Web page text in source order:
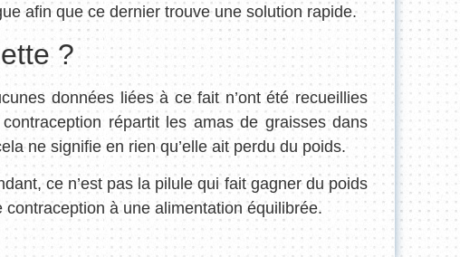
afin que ce dernier trouve une solution rapide.
?
données liées à ce fait n’ont été recueillies
répartit les amas de graisses dans
ne signifie en rien qu’elle ait perdu du poids.
ce n’est pas la pilule qui fait gagner du poids
contraception à une alimentation équilibrée.